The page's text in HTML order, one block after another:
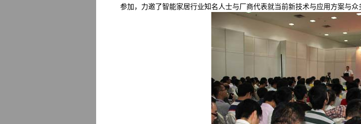
参加，力邀了智能家居行业知名人士与厂商代表就当前新技术与应用方案与众